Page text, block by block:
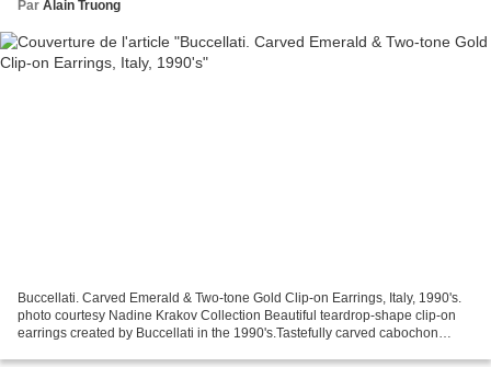
Par Alain Truong
Buccellati. Carved Emerald & Two-tone Gold Clip-on Earrings, Italy, 1990's.
photo courtesy Nadine Krakov Collection Beautiful teardrop-shape clip-on
earrings created by Buccellati in the 1990's.Tastefully carved cabochon